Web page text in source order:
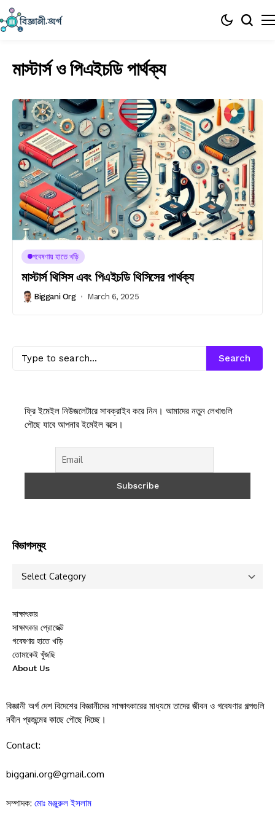
মাস্টার্স ও পিএইচডি পার্থক্য
গবেষণায় হাতে খড়ি
মাস্টার্স থিসিস এবং পিএইচডি থিসিসের পার্থক্য
Biggani Org March 6, 2025
Search
ফ্রি ইমেইল নিউজলেটারে সাবক্রাইব করে নিন। আমাদের নতুন লেখাগুলি
পৌছে যাবে আপনার ইমেইল বক্সে।
বিভাগসমুহ
সাক্ষাৎকার
সাক্ষাৎকার প্রোজেক্ট
গবেষণায় হাতে খড়ি
তোমাকেই খুঁজছি
About Us
বিজ্ঞানী অর্গ দেশ বিদেশের বিজ্ঞানীদের সাক্ষাৎকারের মাধ্যমে তাদের জীবন ও গবেষণার গল্পগুলি
নবীন প্রজন্মের কাছে পৌছে দিচ্ছে।
Contact:
biggani.org@gmail.com
সম্পাদক: মোঃ মঞ্জুরুল ইসলাম